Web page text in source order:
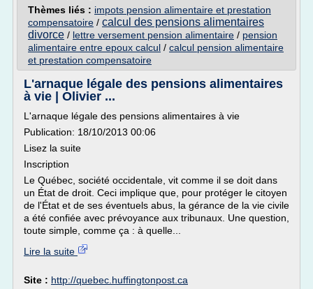
Thèmes liés : impots pension alimentaire et prestation
compensatoire / calcul des pensions alimentaires
divorce / lettre versement pension alimentaire / pension
alimentaire entre epoux calcul / calcul pension alimentaire
et prestation compensatoire
L'arnaque légale des pensions alimentaires
à vie | Olivier ...
L'arnaque légale des pensions alimentaires à vie
Publication: 18/10/2013 00:06
Lisez la suite
Inscription
Le Québec, société occidentale, vit comme il se doit dans
un État de droit. Ceci implique que, pour protéger le citoyen
de l'État et de ses éventuels abus, la gérance de la vie civile
a été confiée avec prévoyance aux tribunaux. Une question,
toute simple, comme ça : à quelle...
Lire la suite
Site : http://quebec.huffingtonpost.ca